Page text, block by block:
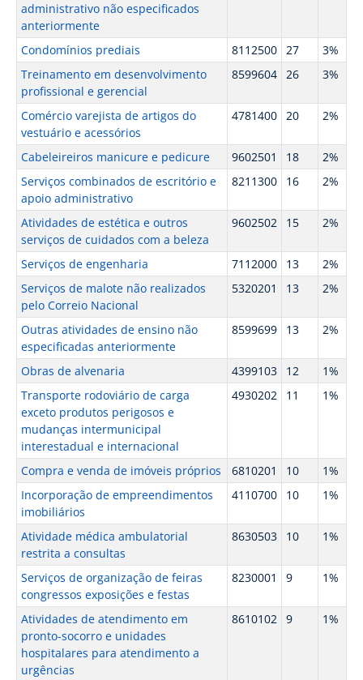
administrativo não especificados
anteriormente
Condomínios prediais 8112500 27
3%
Treinamento em desenvolvimento
profissional e gerencial
8599604 26 3%
Comércio varejista de artigos do
vestuário e acessórios
4781400 20 2%
Cabeleireiros manicure e pedicure 9602501 18
2%
Serviços combinados de escritório e
apoio administrativo
8211300 16 2%
Atividades de estética e outros
serviços de cuidados com a beleza
9602502 15 2%
Serviços de engenharia 7112000 13
2%
Serviços de malote não realizados
pelo Correio Nacional
5320201 13 2%
Outras atividades de ensino não
especificadas anteriormente
8599699 13 2%
Obras de alvenaria 4399103 12
1%
Transporte rodoviário de carga
exceto produtos perigosos e
mudanças intermunicipal
interestadual e internacional
4930202 11 1%
Compra e venda de imóveis próprios 6810201 10
1%
Incorporação de empreendimentos
imobiliários
4110700 10 1%
Atividade médica ambulatorial
restrita a consultas
8630503 10 1%
Serviços de organização de feiras
congressos exposições e festas
8230001 9 1%
Atividades de atendimento em
pronto-socorro e unidades
hospitalares para atendimento a
urgências
8610102 9 1%